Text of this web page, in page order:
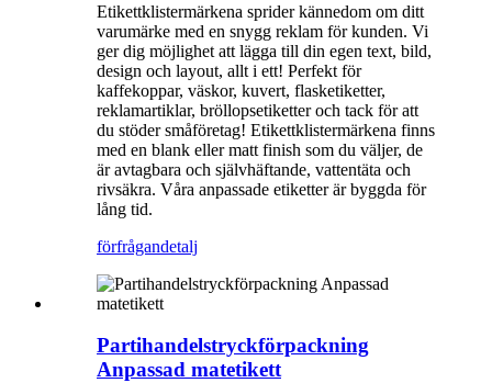
Etikettklistermärkena sprider kännedom om ditt
varumärke med en snygg reklam för kunden. Vi
ger dig möjlighet att lägga till din egen text, bild,
design och layout, allt i ett! Perfekt för
kaffekoppar, väskor, kuvert, flasketiketter,
reklamartiklar, bröllopsetiketter och tack för att
du stöder småföretag! Etikettklistermärkena finns
med en blank eller matt finish som du väljer, de
är avtagbara och självhäftande, vattentäta och
rivsäkra. Våra anpassade etiketter är byggda för
lång tid.
förfrågandetalj
Partihandelstryckförpackning
Anpassad matetikett